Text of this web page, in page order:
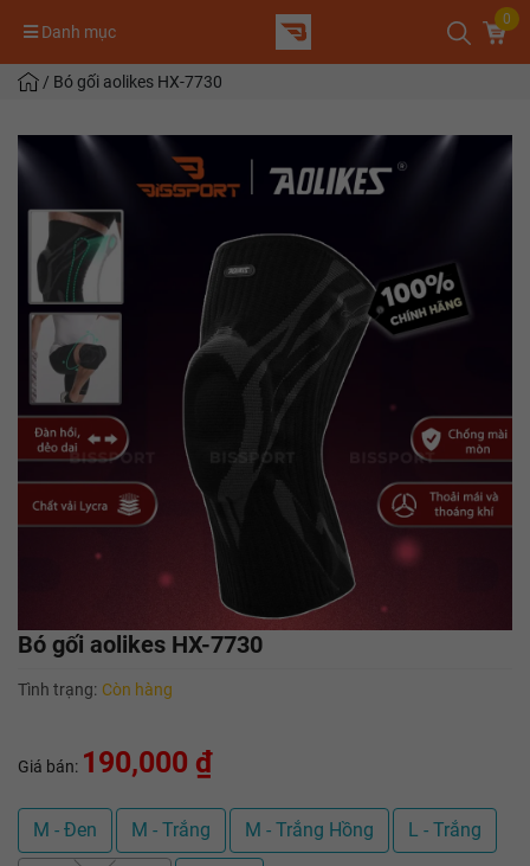
Danh mục
0
/ Bó gối aolikes HX-7730
Bó gối aolikes HX-7730
Tình trạng: Còn hàng
Giá bán: 190,000 ₫
M - Đen M - Trắng M - Trắng Hồng L - Trắng